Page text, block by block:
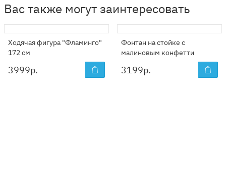
Вас также могут заинтересовать
Ходячая фигура "Фламинго"
172 см
3999р.
Фонтан на стойке с
малиновым конфетти
3199р.